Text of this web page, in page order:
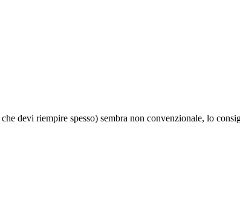
devi riempire spesso) sembra non convenzionale, lo